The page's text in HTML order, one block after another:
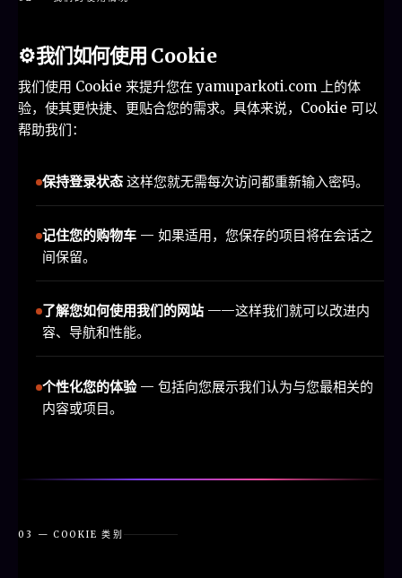
⚙️我们如何使用 Cookie
我们使用 Cookie 来提升您在 yamuparkoti.com 上的体
验，使其更快捷、更贴合您的需求。具体来说，Cookie 可以
帮助我们：
保持登录状态 这样您就无需每次访问都重新输入密码。
记住您的购物车 — 如果适用，您保存的项目将在会话之
间保留。
了解您如何使用我们的网站 ——这样我们就可以改进内
容、导航和性能。
个性化您的体验— 包括向您展示我们认为与您最相关的
内容或项目。
03 — COOKIE 类别